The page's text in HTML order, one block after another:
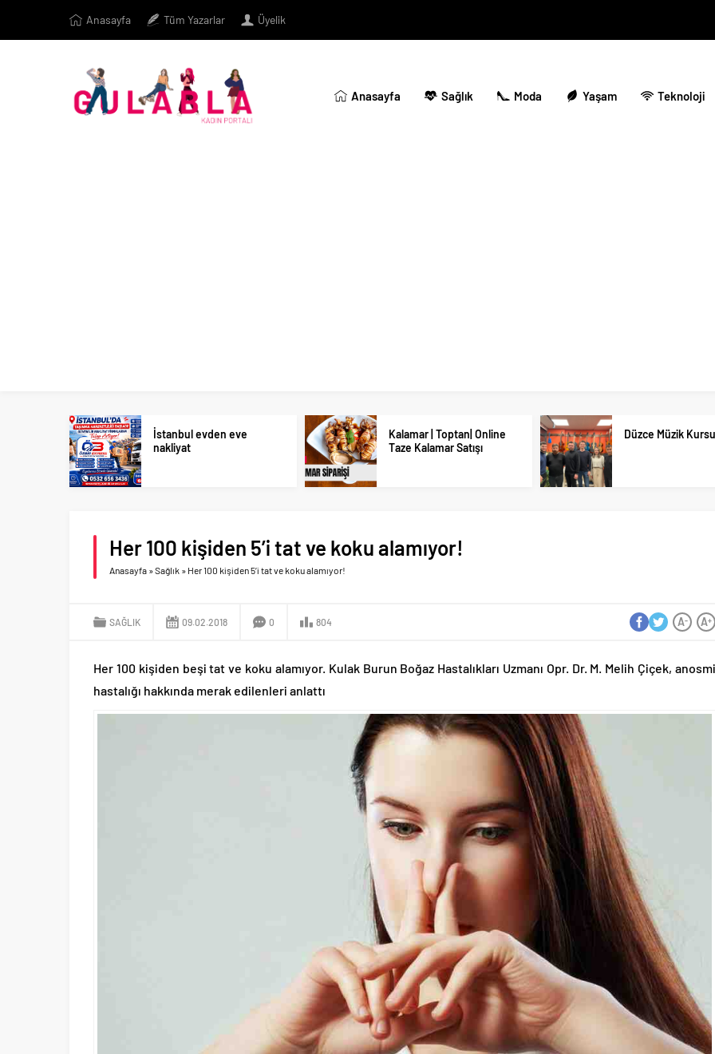
Anasayfa Tüm Yazarlar Üyelik
Anasayfa Sağlık Moda Yaşam Teknoloji
İstanbul evden eve
nakliyat
Kalamar | Toptan| Online
Taze Kalamar Satışı
Düzce Müzik Kursu
Her 100 kişiden 5’i tat ve koku alamıyor!
Anasayfa »Sağlık » Her 100 kişiden 5’i tat ve koku alamıyor!
SAĞLIK 09.02.2018 0 804 A+
A-
Her 100 kişiden beşi tat ve koku alamıyor. Kulak Burun Boğaz Hastalıkları Uzmanı Opr. Dr. M. Melih Çiçek, anosmi
hastalığı hakkında merak edilenleri anlattı